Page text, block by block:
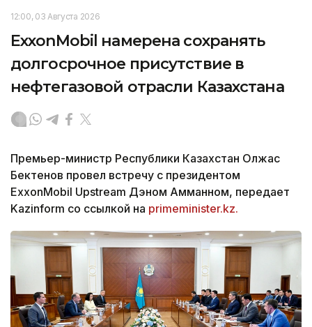
12:00, 03 Августа 2026
ExxonMobil намерена сохранять
долгосрочное присутствие в
нефтегазовой отрасли Казахстана
Премьер-министр Республики Казахстан Олжас
Бектенов провел встречу с президентом
ExxonMobil Upstream Дэном Амманном, передает
Kazinform со ссылкой на primeminister.kz.